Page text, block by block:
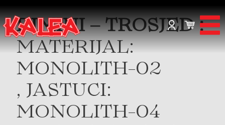
RIMINI – TROSJED :
MATERIJAL:
MONOLITH-02
, JASTUCI:
MONOLITH-04